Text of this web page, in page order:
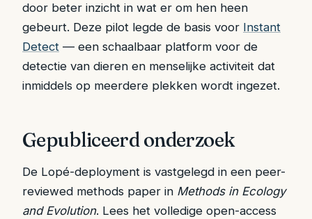
door beter inzicht in wat er om hen heen
gebeurt. Deze pilot legde de basis voor Instant
Detect — een schaalbaar platform voor de
detectie van dieren en menselijke activiteit dat
inmiddels op meerdere plekken wordt ingezet.
Gepubliceerd onderzoek
De Lopé-deployment is vastgelegd in een peer-
reviewed methods paper in Methods in Ecology
and Evolution. Lees het volledige open-access